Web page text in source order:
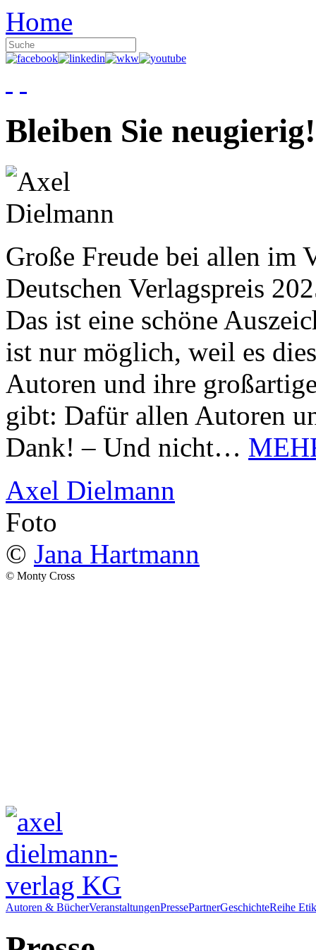
Home
Bleiben Sie neugierig!
Große Freude bei allen im
Deutschen Verlagspreis
Das ist eine schöne
ist nur möglich, weil es
Autoren und ihre
gibt: Dafür allen Autoren
Dank! – Und nicht…
Axel Dielmann
Foto
© Jana Hartmann
© Monty Cross
Autoren & BücherVeranstaltungenPressePartnerGeschichteReihe